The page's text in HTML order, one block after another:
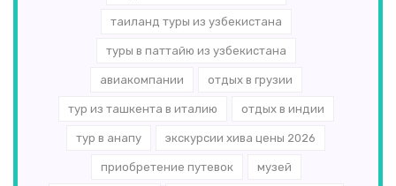
таиланд туры из узбекистана
туры в паттайю из узбекистана
авиакомпании отдых в грузии
тур из ташкента в италию отдых в индии
тур в анапу экскурсии хива цены 2026
приобретение путевок музей